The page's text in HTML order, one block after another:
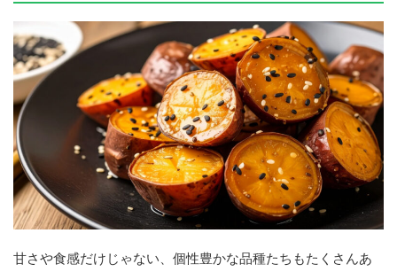
甘さや食感だけじゃない、個性豊かな品種たちもたくさんあ